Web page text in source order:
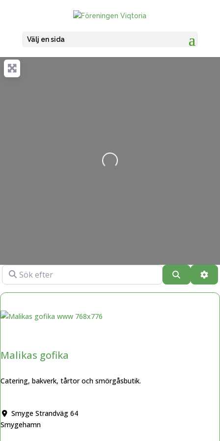
Välj en sida
Loading...
Sök efter
Malikas gofika
Catering, bakverk, tårtor och smörgåsbutik.
Smyge Strandväg 64
Smygehamn